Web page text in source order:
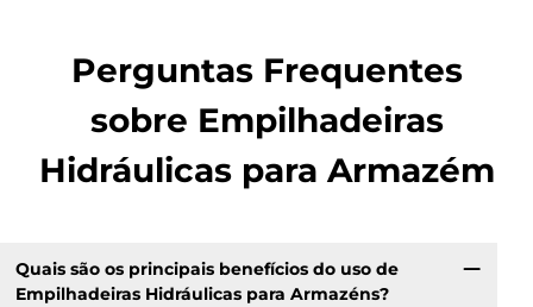
Perguntas Frequentes
sobre Empilhadeiras
Hidráulicas para Armazém
Quais são os principais benefícios do uso de
Empilhadeiras Hidráulicas para Armazéns?